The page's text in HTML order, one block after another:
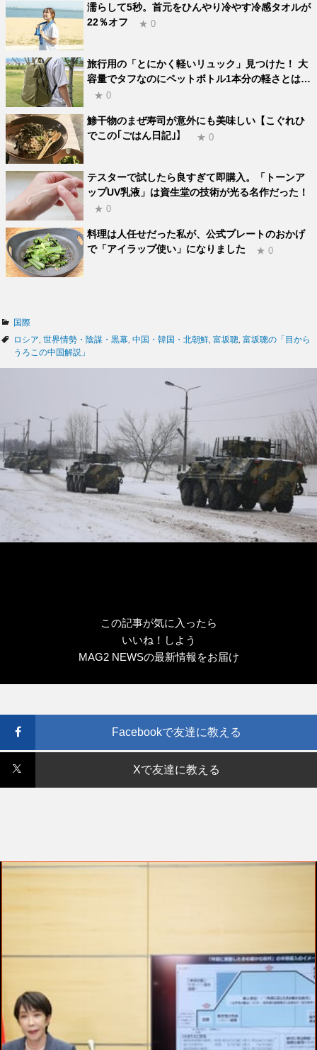
濡らして5秒。首元をひんやり冷やす冷感タオルが
22％オフ
★ 0
旅行用の「とにかく軽いリュック」見つけた！ 大
容量でタフなのにペットボトル1本分の軽さとは…
★ 0
鯵干物のまぜ寿司が意外にも美味しい【こぐれひ
でこの｢ごはん日記｣】
★ 0
テスターで試したら良すぎて即購入。「トーンア
ップUV乳液」は資生堂の技術が光る名作だった！
★ 0
料理は人任せだった私が、公式プレートのおかげ
で「アイラップ使い」になりました
★ 0
カ
テ
ゴ
国際
タ
グ
ロシア 世界情勢・陰謀・黒幕 中国・韓国・北朝鮮 富坂聰 富坂聰の「目から
うろこの中国解説」
この記事が気に入ったら
いいね！しよう
MAG2 NEWSの最新情報をお届け
Facebookで友達に教える
Xで友達に教える